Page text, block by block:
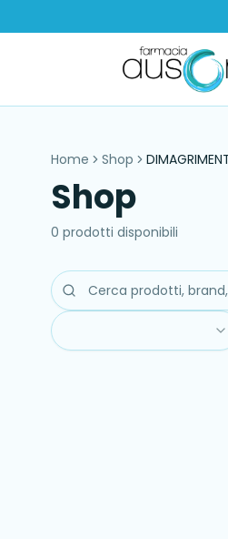
Home Shop
Shop
0 prodotti disponibili